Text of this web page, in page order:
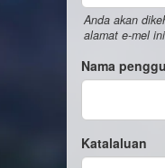
Anda akan
alamat e-mel
Nama
Katalaluan